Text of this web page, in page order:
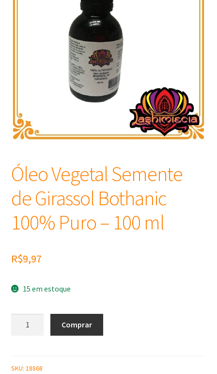
Corante, Pigmento e Óxido
Manteiga
Insumos para Vela
Óleo Vegetal Semente
de Girassol Bothanic
100% Puro – 100 ml
R$9,97
15 em estoque
Girassol
Comprar
SKU: 18868